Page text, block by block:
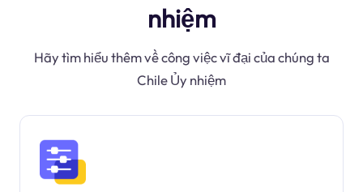
nhiệm
Hãy tìm hiểu thêm về công việc vĩ đại của chúng ta
Chile Ủy nhiệm